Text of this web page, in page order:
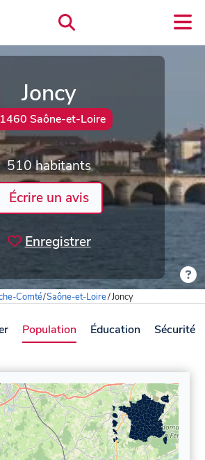
Joncy
Saône-et-Loire
510 habitants
Écrire un avis
Enregistrer
Comté/Saône-et-Loire/Joncy
Population Éducation Sécurité